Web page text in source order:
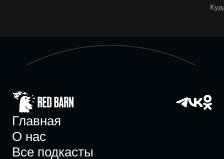
Главная
О нас
Все подкасты